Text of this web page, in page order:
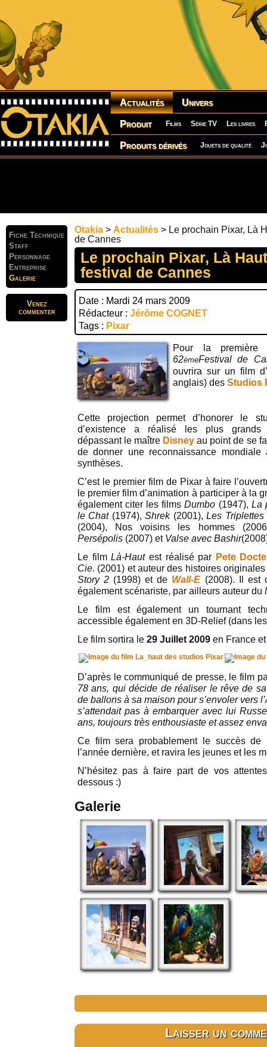
Actualités Univers
Produit Films Série TV Les livres
Produits dérivés Jouets de qualité
Fiche Technique
Staff
Personnage
Entreprise
Galerie
Venez
commenter
Otakia > Actualités > Le prochain Pixar, Là
de Cannes
Le prochain Pixar, Là
festival de Cannes
Date : Mardi 24 mars 2009
Rédacteur : Jérôme COGNET
Tags : Pixar
Pour la
62èmeFestival de
ouvrira sur un film
anglais) des Studios
Cette projection permet d’honorer le
d’existence a réalisé les plus grands
dépassant le maître Disney au point de se
de donner une reconnaissance
synthèses.
C’est le premier film de Pixar à faire
le premier film d’animation à participer à la
également citer les filmsDumbo (1947), La
le Chat(1974),Shrek(2001),Les
(2004), Nos voisins les hommes
Persépolis (2007) et Valse avec Bashir
Le filmLà-Hautest réalisé par Pete
Cie. (2001) et auteur des histoires
Story 2 (1998) et de Wall-E (2008). Il est
également scénariste, par ailleurs auteur du
Le film est également un tournant
accessible également en 3D-Relief (dans
Le film sortira le 29 Juillet 2009 en France
D’après le communiqué de presse, le film
78 ans, qui décide de réaliser le rêve de
de ballons à sa maison pour s’envoler vers
s’attendait pas à embarquer avec lui
ans, toujours très enthousiaste et assez
Ce film sera probablement le succès de
l’année dernière, et ravira les jeunes et les
N’hésitez pas à faire part de vos
dessous :)
Galerie
Laisser un